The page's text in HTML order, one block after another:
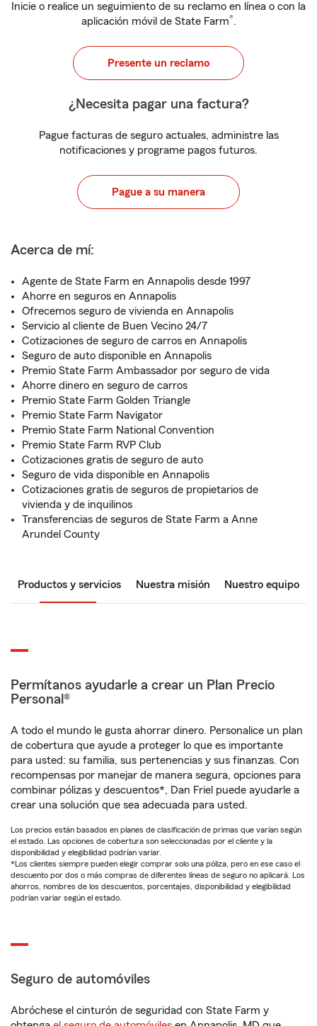
Inicie o realice un seguimiento de su reclamo en línea o con la
aplicación móvil de State Farm®.
Presente un reclamo
¿Necesita pagar una factura?
Pague facturas de seguro actuales, administre las
notificaciones y programe pagos futuros.
Pague a su manera
Acerca de mí:
Agente de State Farm en Annapolis desde 1997
Ahorre en seguros en Annapolis
Ofrecemos seguro de vivienda en Annapolis
Servicio al cliente de Buen Vecino 24/7
Cotizaciones de seguro de carros en Annapolis
Seguro de auto disponible en Annapolis
Premio State Farm Ambassador por seguro de vida
Ahorre dinero en seguro de carros
Premio State Farm Golden Triangle
Premio State Farm Navigator
Premio State Farm National Convention
Premio State Farm RVP Club
Cotizaciones gratis de seguro de auto
Seguro de vida disponible en Annapolis
Cotizaciones gratis de seguros de propietarios de
vivienda y de inquilinos
Transferencias de seguros de State Farm a Anne
Arundel County
Productos y servicios Nuestra misión Nuestro equipo
Permítanos ayudarle a crear un Plan Precio
Personal®
A todo el mundo le gusta ahorrar dinero. Personalice un plan
de cobertura que ayude a proteger lo que es importante
para usted: su familia, sus pertenencias y sus finanzas. Con
recompensas por manejar de manera segura, opciones para
combinar pólizas y descuentos*, Dan Friel puede ayudarle a
crear una solución que sea adecuada para usted.
Los precios están basados en planes de clasificación de primas que varían según
el estado. Las opciones de cobertura son seleccionadas por el cliente y la
disponibilidad y elegibilidad podrían variar.
*Los clientes siempre pueden elegir comprar solo una póliza, pero en ese caso el
descuento por dos o más compras de diferentes líneas de seguro no aplicará. Los
ahorros, nombres de los descuentos, porcentajes, disponibilidad y elegibilidad
podrían variar según el estado.
Seguro de automóviles
Abróchese el cinturón de seguridad con State Farm y